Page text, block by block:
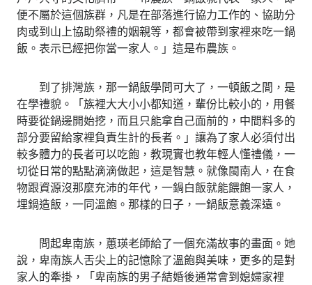
便不屬於這個族群，凡是在部落進行協力工作的、協助分
肉或到山上協助祭禮的姻親等，都會被帶到家裡來吃一鍋
飯。表示已經把你當一家人。」這是布農族。
到了排灣族，那一鍋飯學問可大了，一頓飯之間，是
在學禮貌。「族裡大大小小都知道，輩份比較小的，用餐
時要從鍋邊開始挖，而且只能拿自己面前的，中間料多的
部分要留給家裡負責生計的長者。」讓為了家人必須付出
較多體力的長者可以吃飽，教現實也教年輕人懂禮儀，一
切從日常的點點滴滴做起，這是智慧。就像閩南人，在食
物跟資源沒那麼充沛的年代，一鍋白飯就能餵飽一家人，
埋鍋造飯，一同溫飽。那樣的日子，一鍋飯意義深遠。
問起卑南族，蕙瑛老師給了一個充滿故事的畫面。她
說，卑南族人舌尖上的記憶除了溫飽與美味，更多的是對
家人的牽掛，「卑南族的男子結婚後通常會到媳婦家裡